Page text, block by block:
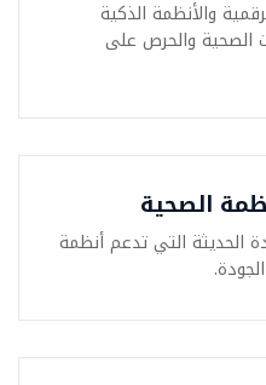
والأنظمة الذكية
الصحية والحرص على
الصحية
الحديثة التي تدعم أنظمة